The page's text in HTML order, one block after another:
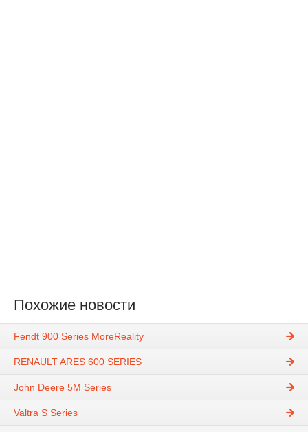
Похожие новости
Fendt 900 Series MoreReality
RENAULT ARES 600 SERIES
John Deere 5M Series
Valtra S Series